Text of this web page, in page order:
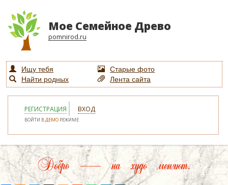
Мое Семейное Древо
pomnirod.ru
Ищу тебя
Старые фото
Найти родных
Лента сайта
РЕГИСТРАЦИЯ ВХОД
ВОЙТИ ВДЕМО РЕЖИМЕ
Добро — на худо меняют.